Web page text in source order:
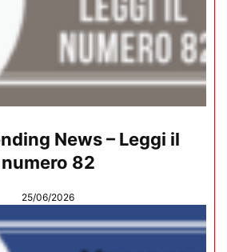
News – Leggi il
numero 82
25/06/2026